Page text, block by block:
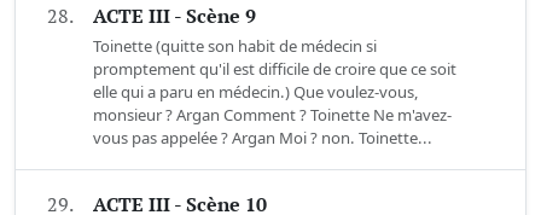
28. ACTE III - Scène 9
Toinette (quitte son habit de médecin si
promptement qu'il est difficile de croire que ce soit
elle qui a paru en médecin.) Que voulez-vous,
monsieur ? Argan Comment ? Toinette Ne m'avez-
vous pas appelée ? Argan Moi ? non. Toinette...
29. ACTE III - Scène 10